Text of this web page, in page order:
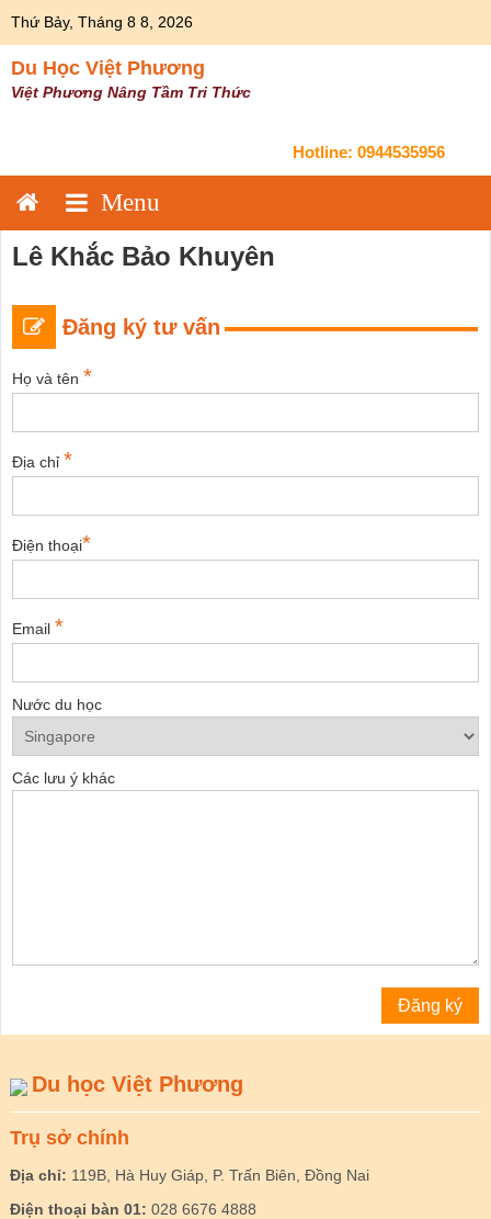
Thứ Bảy, Tháng 8 8, 2026
Du Học Việt Phương
Việt Phương Nâng Tầm Tri Thức
Hotline: 0944535956
Lê Khắc Bảo Khuyên
Đăng ký tư vấn
Họ và tên *
Địa chỉ *
Điện thoại*
Email *
Nước du học
Các lưu ý khác
Du học Việt Phương
Trụ sở chính
Địa chỉ: 119B, Hà Huy Giáp, P. Trấn Biên, Đồng Nai
Điện thoại bàn 01: 028 6676 4888